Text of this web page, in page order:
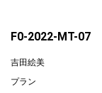
F0-2022-MT-07
吉田絵美
プラン